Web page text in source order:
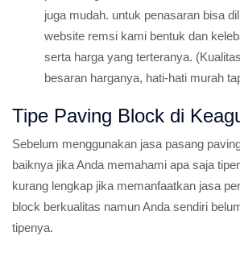
juga mudah. untuk penasaran bisa
website remsi kami bentuk dan
serta harga yang terteranya.
besaran harganya, hati-hati murah
Tipe Paving Block di
Sebelum menggunakan jasa pasang
baiknya jika Anda memahami apa saja
kurang lengkap jika memanfaatkan jasa
block berkualitas namun Anda sendiri
tipenya.